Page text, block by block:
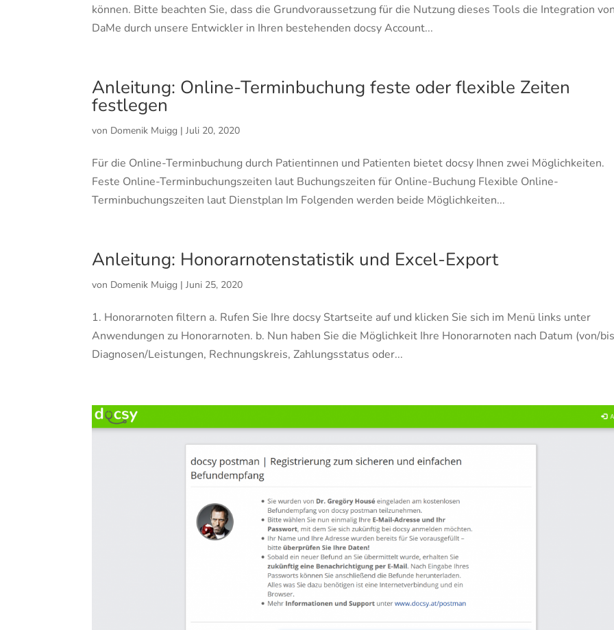
können. Bitte beachten Sie, dass die Grundvoraussetzung für die Nutzung dieses Tools die Integration
DaMe durch unsere Entwickler in Ihren bestehenden docsy Account...
Anleitung: Online-Terminbuchung feste oder flexible Zeiten
festlegen
von Domenik Muigg |Juli 20, 2020
Für die Online-Terminbuchung durch Patientinnen und Patienten bietet docsy Ihnen zwei Möglichkeiten.
Feste Online-Terminbuchungszeiten laut Buchungszeiten für Online-Buchung Flexible Online-
Terminbuchungszeiten laut Dienstplan Im Folgenden werden beide Möglichkeiten...
Anleitung: Honorarnotenstatistik und Excel-Export
von Domenik Muigg |Juni 25, 2020
1. Honorarnoten filtern a. Rufen Sie Ihre docsy Startseite auf und klicken Sie sich im Menü links unter
Anwendungen zu Honorarnoten. b. Nun haben Sie die Möglichkeit Ihre Honorarnoten nach Datum (von/
Diagnosen/Leistungen, Rechnungskreis, Zahlungsstatus oder...